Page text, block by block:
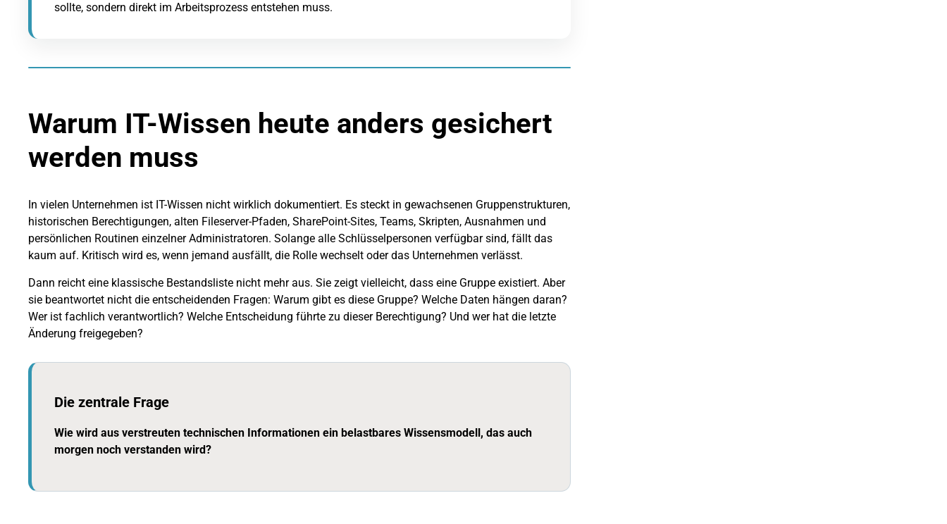
sollte, sondern direkt im Arbeitsprozess entstehen muss.
Warum IT-Wissen heute anders gesichert
werden muss
In vielen Unternehmen ist IT-Wissen nicht wirklich dokumentiert. Es steckt in gewachsenen Gruppenstrukturen,
historischen Berechtigungen, alten Fileserver-Pfaden, SharePoint-Sites, Teams, Skripten, Ausnahmen und
persönlichen Routinen einzelner Administratoren. Solange alle Schlüsselpersonen verfügbar sind, fällt das
kaum auf. Kritisch wird es, wenn jemand ausfällt, die Rolle wechselt oder das Unternehmen verlässt.
Dann reicht eine klassische Bestandsliste nicht mehr aus. Sie zeigt vielleicht, dass eine Gruppe existiert. Aber
sie beantwortet nicht die entscheidenden Fragen: Warum gibt es diese Gruppe? Welche Daten hängen daran?
Wer ist fachlich verantwortlich? Welche Entscheidung führte zu dieser Berechtigung? Und wer hat die letzte
Änderung freigegeben?
Die zentrale Frage
Wie wird aus verstreuten technischen Informationen ein belastbares Wissensmodell, das auch
morgen noch verstanden wird?